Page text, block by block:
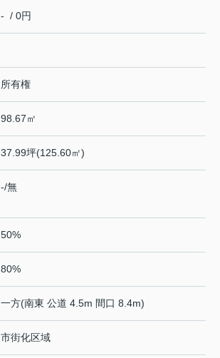
- / 0円
所有権
98.67㎡
37.99坪(125.60㎡)
-/無
50%
80%
一方(南東 公道 4.5m 間口 8.4m)
市街化区域